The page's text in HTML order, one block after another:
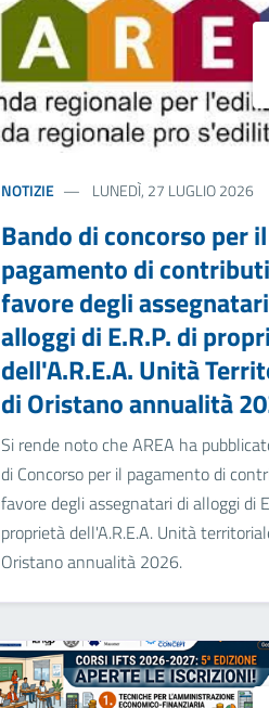
NOTIZIE LUNEDÌ, 27 LUGLIO 2026
Bando di concorso per il
pagamento di
favore degli
alloggi di E.R.P. di
dell'A.R.E.A. Unità
di Oristano annualità
Si rende noto che AREA ha
di Concorso per il pagamento di
favore degli assegnatari di alloggi di
proprietà dell'A.R.E.A. Unità
Oristano annualità 2026.